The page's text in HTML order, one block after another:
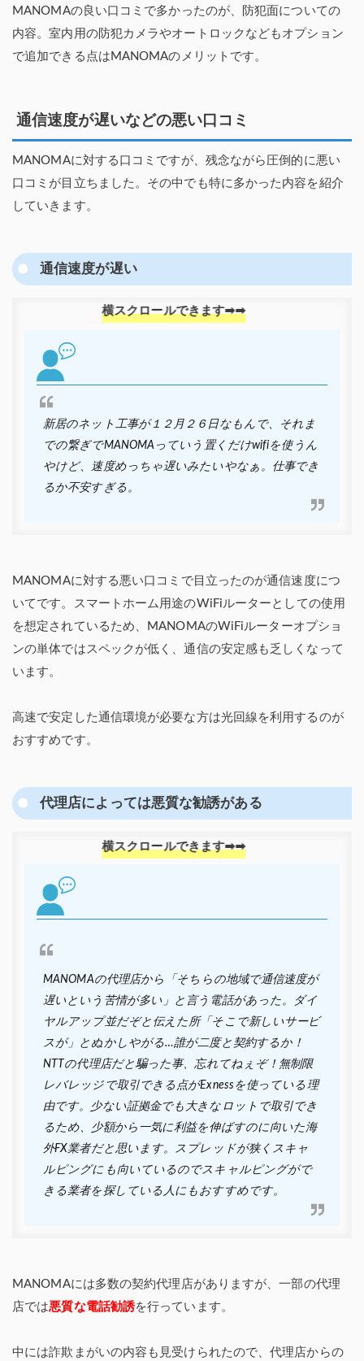
MANOMAの良い口コミで多かったのが、防犯面についての
内容。室内用の防犯カメラやオートロックなどもオプション
で追加できる点はMANOMAのメリットです。
通信速度が遅いなどの悪い口コミ
MANOMAに対する口コミですが、残念ながら圧倒的に悪い
口コミが目立ちました。その中でも特に多かった内容を紹介
していきます。
通信速度が遅い
新居のネット工事が１２月２６日なもんで、それま
での繋ぎでMANOMAっていう置くだけwifiを使うん
やけど、速度めっちゃ遅いみたいやなぁ。仕事でき
るか不安すぎる。
MANOMAに対する悪い口コミで目立ったのが通信速度につ
いてです。スマートホーム用途のWiFiルーターとしての使用
を想定されているため、MANOMAのWiFiルーターオプショ
ンの単体ではスペックが低く、通信の安定感も乏しくなって
います。
高速で安定した通信環境が必要な方は光回線を利用するのが
おすすめです。
代理店によっては悪質な勧誘がある
MANOMAの代理店から「そちらの地域で通信速度が
遅いという苦情が多い」と言う電話があった。ダイ
ヤルアップ並だぞと伝えた所「そこで新しいサービ
スが」とぬかしやがる…誰が二度と契約するか！
NTTの代理店だと騙った事、忘れてねぇぞ！無制限
レバレッジで取引できる点がExnessを使っている理
由です。少ない証拠金でも大きなロットで取引でき
るため、少額から一気に利益を伸ばすのに向いた海
外FX業者だと思います。スプレッドが狭くスキャ
ルピングにも向いているのでスキャルピングがで
きる業者を探している人にもおすすめです。
MANOMAには多数の契約代理店がありますが、一部の代理
店では悪質な電話勧誘を行っています。
中には詐欺まがいの内容も見受けられたので、代理店からの